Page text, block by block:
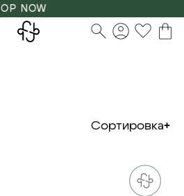
Сортировка